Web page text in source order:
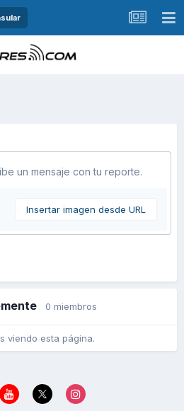
un mensaje con tu reporte.
Insertar imagen desde URL
0 miembros
viendo esta página.